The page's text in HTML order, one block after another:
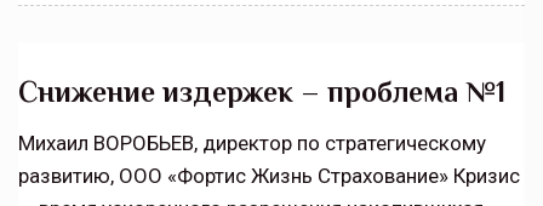
Снижение издержек – проблема №1
Михаил ВОРОБЬЕВ, директор по стратегическому
развитию, ООО «Фортис Жизнь Страхование» Кризис